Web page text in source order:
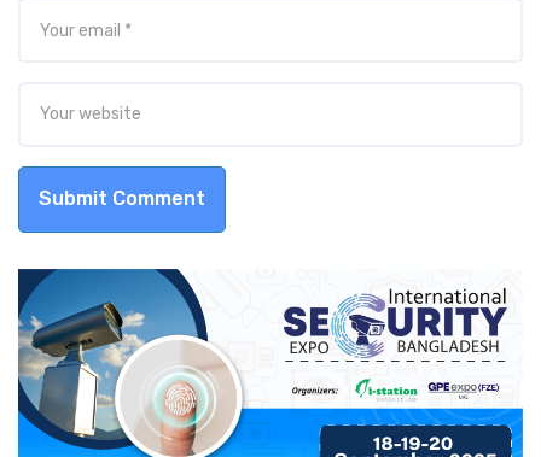
Submit Comment